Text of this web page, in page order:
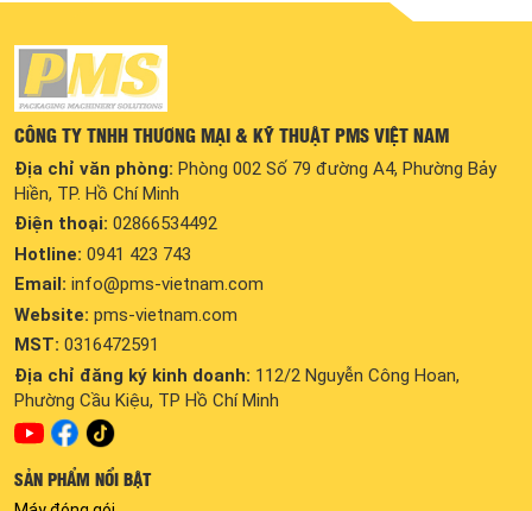
CÔNG TY TNHH THƯƠNG MẠI & KỸ THUẬT PMS VIỆT NAM
Địa chỉ văn phòng: Phòng 002 Số 79 đường A4, Phường Bảy
Hiền, TP. Hồ Chí Minh
Điện thoại: 02866534492
Hotline: 0941 423 743
Email: info@pms-vietnam.com
Website: pms-vietnam.com
MST: 0316472591
Địa chỉ đăng ký kinh doanh: 112/2 Nguyễn Công Hoan,
Phường Cầu Kiệu, TP Hồ Chí Minh
SẢN PHẨM NỔI BẬT